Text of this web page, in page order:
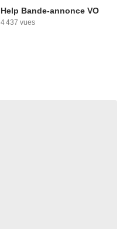
Help Bande-annonce VO
4 437 vues